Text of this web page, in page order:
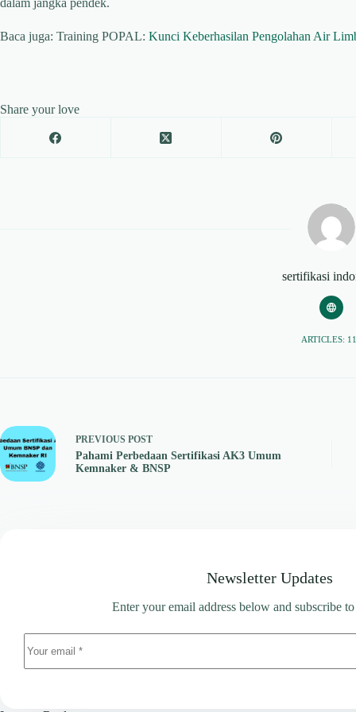
dalam jangka pendek.
Baca juga: Training POPAL: Kunci Keberhasilan Pengolahan Air
Share your love
sertifikasi
ARTICLES:
PREVIOUS POST
Pahami Perbedaan Sertifikasi AK3 Umum
Kemnaker & BNSP
Newsletter Updates
Enter your email address below and subscribe